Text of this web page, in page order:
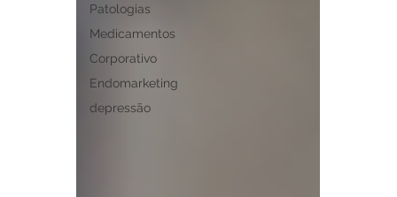
Patologias
Medicamentos
Corporativo
Endomarketing
depressão